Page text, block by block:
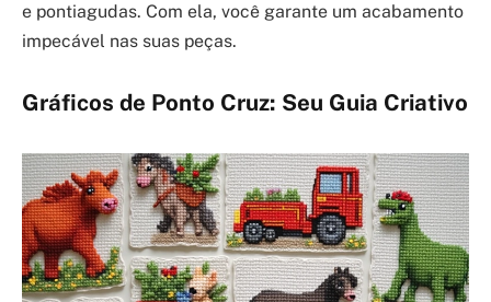
e pontiagudas. Com ela, você garante um acabamento
impecável nas suas peças.
Gráficos de Ponto Cruz: Seu Guia Criativo